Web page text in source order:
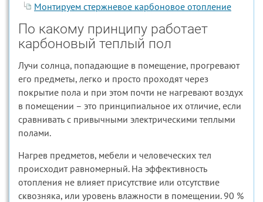
Монтируем стержневое карбоновое отопление
По какому принципу работает
карбоновый теплый пол
Лучи солнца, попадающие в помещение, прогревают
его предметы, легко и просто проходят через
покрытие пола и при этом почти не нагревают воздух
в помещении – это принципиальное их отличие, если
сравнивать с привычными электрическими теплыми
полами.
Нагрев предметов, мебели и человеческих тел
происходит равномерный. На эффективность
отопления не влияет присутствие или отсутствие
сквозняка, или уровень влажности в помещении. 90 %